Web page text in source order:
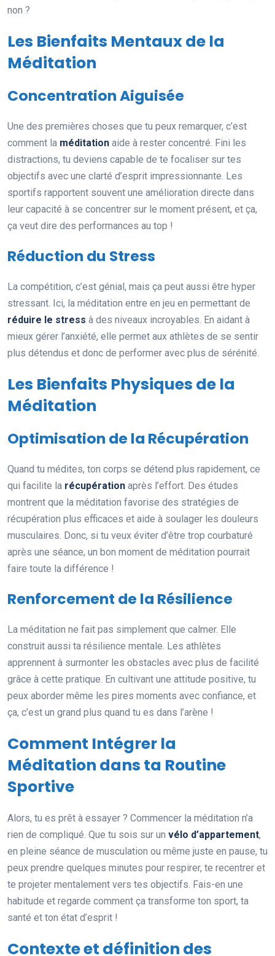
non ?
Les Bienfaits Mentaux de la
Méditation
Concentration Aiguisée
Une des premières choses que tu peux remarquer, c’est
comment la méditation aide à rester concentré. Fini les
distractions, tu deviens capable de te focaliser sur tes
objectifs avec une clarté d’esprit impressionnante. Les
sportifs rapportent souvent une amélioration directe dans
leur capacité à se concentrer sur le moment présent, et ça,
ça veut dire des performances au top !
Réduction du Stress
La compétition, c’est génial, mais ça peut aussi être hyper
stressant. Ici, la méditation entre en jeu en permettant de
réduire le stress à des niveaux incroyables. En aidant à
mieux gérer l’anxiété, elle permet aux athlètes de se sentir
plus détendus et donc de performer avec plus de sérénité.
Les Bienfaits Physiques de la
Méditation
Optimisation de la Récupération
Quand tu médites, ton corps se détend plus rapidement, ce
qui facilite la récupération après l’effort. Des études
montrent que la méditation favorise des stratégies de
récupération plus efficaces et aide à soulager les douleurs
musculaires. Donc, si tu veux éviter d’être trop courbaturé
après une séance, un bon moment de méditation pourrait
faire toute la différence !
Renforcement de la Résilience
La méditation ne fait pas simplement que calmer. Elle
construit aussi ta résilience mentale. Les athlètes
apprennent à surmonter les obstacles avec plus de facilité
grâce à cette pratique. En cultivant une attitude positive, tu
peux aborder même les pires moments avec confiance, et
ça, c’est un grand plus quand tu es dans l’arène !
Comment Intégrer la
Méditation dans ta Routine
Sportive
Alors, tu es prêt à essayer ? Commencer la méditation n’a
rien de compliqué. Que tu sois sur un vélo d’appartement,
en pleine séance de musculation ou même juste en pause, tu
peux prendre quelques minutes pour respirer, te recentrer et
te projeter mentalement vers tes objectifs. Fais-en une
habitude et regarde comment ça transforme ton sport, ta
santé et ton état d’esprit !
Contexte et définition des